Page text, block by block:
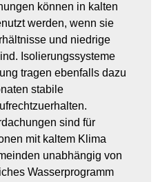
können in kalten
werden, wenn sie
und niedrige
Isolierungssysteme
tragen ebenfalls dazu
stabile
sind für
mit kaltem Klima
unabhängig von
Wasserprogramm